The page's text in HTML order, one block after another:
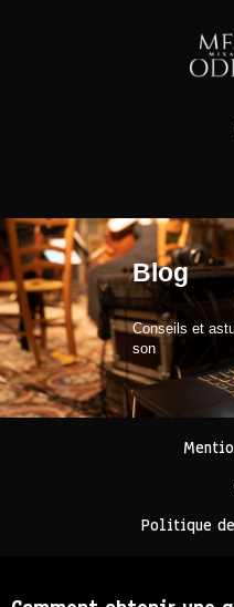
Blog
Conseils et
son
Politique